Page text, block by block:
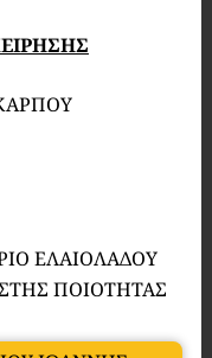
ΕΛΑΙΟΛΑΔΟΥ
ΠΟΙΟΤΗΤΑΣ